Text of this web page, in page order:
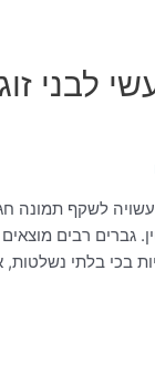
לבני זוג
לשקף תמונה
גברים רבים
בכי בלתי נשלטות,